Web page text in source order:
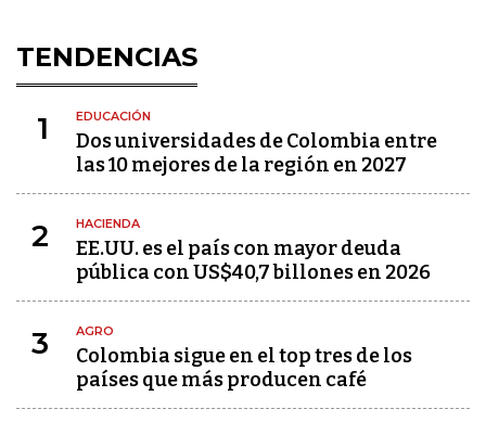
TENDENCIAS
1 EDUCACIÓN
Dos universidades de Colombia entre
las 10 mejores de la región en 2027
2 HACIENDA
EE.UU. es el país con mayor deuda
pública con US$40,7 billones en 2026
3 AGRO
Colombia sigue en el top tres de los
países que más producen café